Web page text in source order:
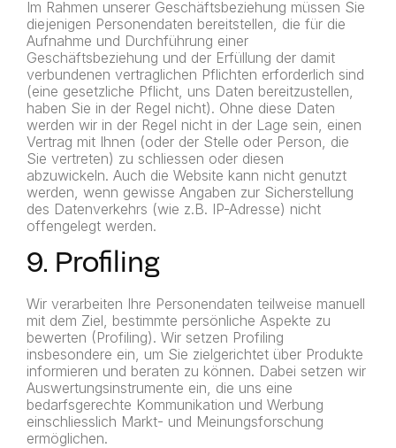
Im Rahmen unserer Geschäftsbeziehung müssen Sie
diejenigen Personendaten bereitstellen, die für die
Aufnahme und Durchführung einer
Geschäftsbeziehung und der Erfüllung der damit
verbundenen vertraglichen Pflichten erforderlich sind
(eine gesetzliche Pflicht, uns Daten bereitzustellen,
haben Sie in der Regel nicht). Ohne diese Daten
werden wir in der Regel nicht in der Lage sein, einen
Vertrag mit Ihnen (oder der Stelle oder Person, die
Sie vertreten) zu schliessen oder diesen
abzuwickeln. Auch die Website kann nicht genutzt
werden, wenn gewisse Angaben zur Sicherstellung
des Datenverkehrs (wie z.B. IP-Adresse) nicht
offengelegt werden.
9. Profiling
Wir verarbeiten Ihre Personendaten teilweise manuell
mit dem Ziel, bestimmte persönliche Aspekte zu
bewerten (Profiling). Wir setzen Profiling
insbesondere ein, um Sie zielgerichtet über Produkte
informieren und beraten zu können. Dabei setzen wir
Auswertungsinstrumente ein, die uns eine
bedarfsgerechte Kommunikation und Werbung
einschliesslich Markt- und Meinungsforschung
ermöglichen.